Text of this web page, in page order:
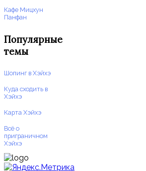
Кафе Мицхун
Панфан
Популярные
темы
Шопинг в Хэйхэ
Куда сходить в
Хэйхэ
Карта Хэйхэ
Всё о
приграничном
Хэйхэ